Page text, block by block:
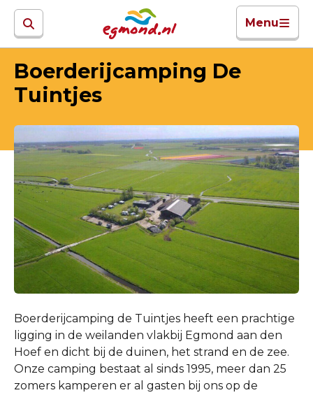
Menu
Boerderijcamping De
Tuintjes
Boerderijcamping de Tuintjes heeft een prachtige
ligging in de weilanden vlakbij Egmond aan den
Hoef en dicht bij de duinen, het strand en de zee.
Onze camping bestaat al sinds 1995, meer dan 25
zomers kamperen er al gasten bij ons op de